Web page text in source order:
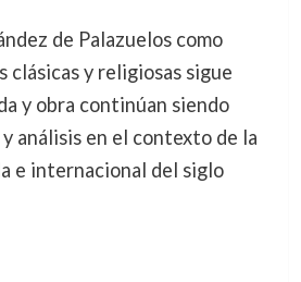
de Palazuelos como
clásicas y religiosas sigue
y obra continúan siendo
análisis en el contexto de la
e internacional del siglo